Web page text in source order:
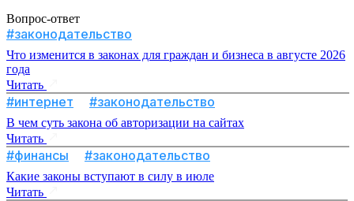
Вопрос-ответ
#законодательство
Что изменится в законах для граждан и бизнеса в августе 2026
года
Читать
#интернет #законодательство
В чем суть закона об авторизации на сайтах
Читать
#финансы #законодательство
Какие законы вступают в силу в июле
Читать